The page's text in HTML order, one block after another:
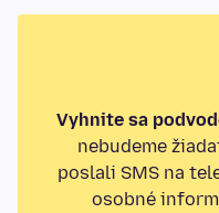
Vyhnite sa
nebudeme
poslali SMS na
osobné